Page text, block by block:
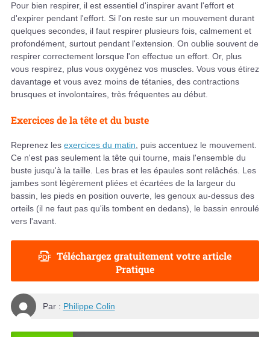
Pour bien respirer, il est essentiel d'inspirer avant l'effort et
d'expirer pendant l'effort. Si l'on reste sur un mouvement durant
quelques secondes, il faut respirer plusieurs fois, calmement et
profondément, surtout pendant l'extension. On oublie souvent de
respirer correctement lorsque l'on effectue un effort. Or, plus
vous respirez, plus vous oxygénez vos muscles. Vous vous étirez
davantage et vous avez moins de tétanies, des contractions
brusques et involontaires, très fréquentes au début.
Exercices de la tête et du buste
Reprenez les exercices du matin , puis accentuez le mouvement.
Ce n'est pas seulement la tête qui tourne, mais l'ensemble du
buste jusqu'à la taille. Les bras et les épaules sont relâchés. Les
jambes sont légèrement pliées et écartées de la largeur du
bassin, les pieds en position ouverte, les genoux au-dessus des
orteils (il ne faut pas qu'ils tombent en dedans), le bassin enroulé
vers l'avant.
Téléchargez gratuitement votre article
Pratique
Par : Philippe Colin